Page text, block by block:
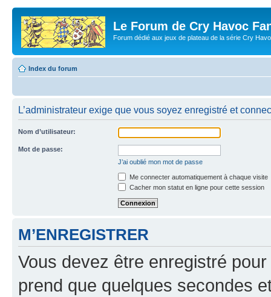
Le Forum de Cry Havoc
Forum dédié aux jeux de plateau de la série Cry
Index du forum
L’administrateur exige que vous soyez enregistré et
Nom d’utilisateur:
Mot de passe:
J’ai oublié mon mot de passe
Me connecter automatiquement à chaque visite
Cacher mon statut en ligne pour cette session
M’ENREGISTRER
Vous devez être enregistré
prend que quelques secondes